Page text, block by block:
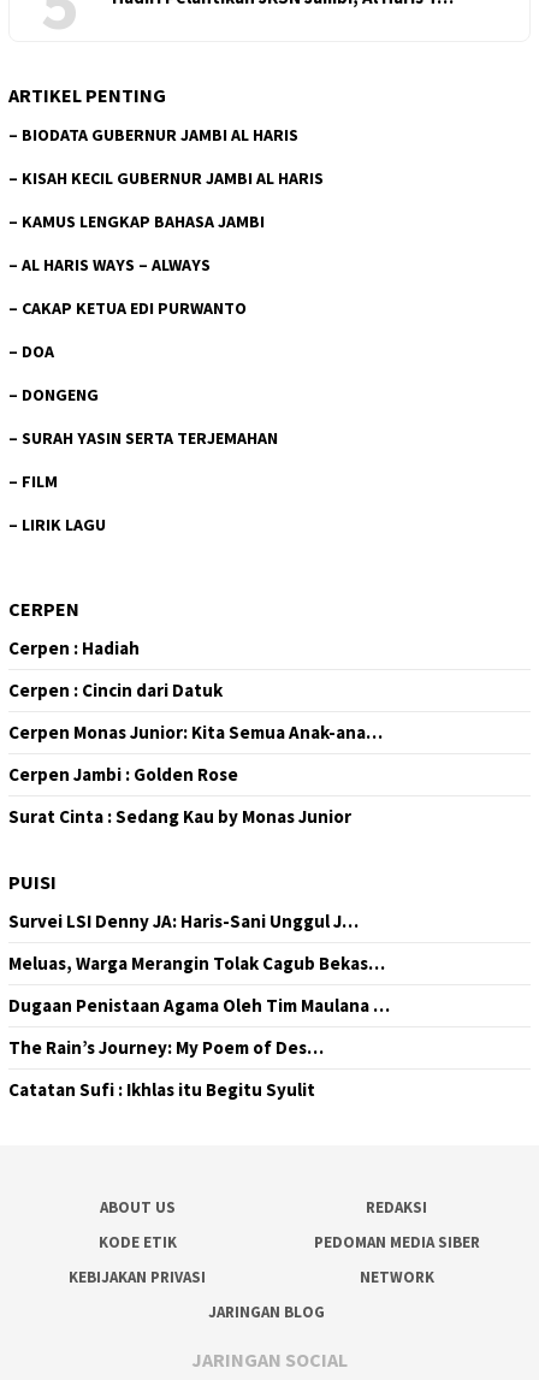
ARTIKEL PENTING
– BIODATA GUBERNUR JAMBI AL HARIS
– KISAH KECIL GUBERNUR JAMBI AL HARIS
– KAMUS LENGKAP BAHASA JAMBI
– AL HARIS WAYS – ALWAYS
– CAKAP KETUA EDI PURWANTO
– DOA
– DONGENG
– SURAH YASIN SERTA TERJEMAHAN
– FILM
– LIRIK LAGU
CERPEN
Cerpen : Hadiah
Cerpen : Cincin dari Datuk
Cerpen Monas Junior: Kita Semua Anak-ana…
Cerpen Jambi : Golden Rose
Surat Cinta : Sedang Kau by Monas Junior
PUISI
Survei LSI Denny JA: Haris-Sani Unggul J…
Meluas, Warga Merangin Tolak Cagub Bekas…
Dugaan Penistaan Agama Oleh Tim Maulana …
The Rain’s Journey: My Poem of Des…
Catatan Sufi : Ikhlas itu Begitu Syulit
ABOUT US
REDAKSI
KODE ETIK
PEDOMAN MEDIA SIBER
KEBIJAKAN PRIVASI
NETWORK
JARINGAN BLOG
JARINGAN SOCIAL